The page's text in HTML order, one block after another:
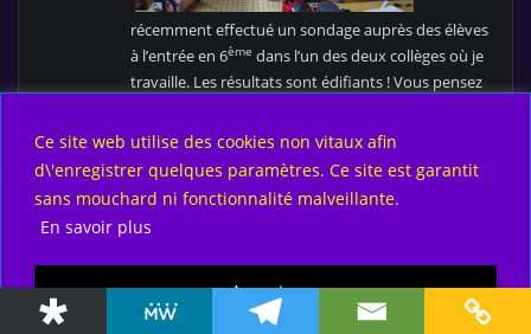
Ce site web utilise des cookies non vitaux afin
d\'enregistrer quelques paramètres. Ce site est garantit
sans mouchard ni fonctionnalité malveillante.
En savoir plus
Accepter
récemment effectué un sondage auprès des élèves
à l’entrée en 6ème dans l’un des deux collèges où je
travaille. Les résultats sont édifiants ! Vous pensez
aînés en informatique ? Que baignant dans la
technologie, ils ont acquis certaines compétences ?
Que l’approche qu’ils ont avec la technologie a trait
à quelques chose de naturel ?
Que nenni ! Bien sûr il existe toujours quelques
individus éclairés, de nature curieuse et sans doute
promis à un avenir meilleur que la moyenne de